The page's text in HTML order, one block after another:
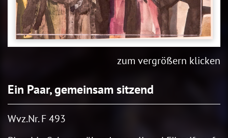
zum vergrößern klicken
Ein Paar, gemeinsam sitzend
Wvz.Nr. F 493